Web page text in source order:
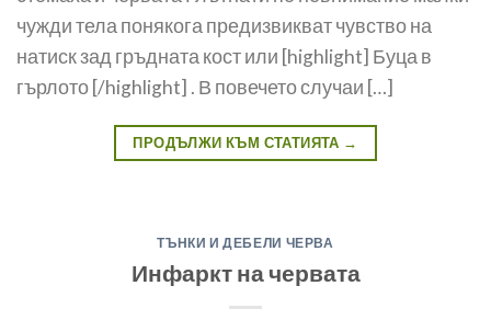
чужди тела понякога предиз­викват чувство на
натиск зад гръд­ната кост или [highlight] Буца в
гърлото [/highlight] . В повечето случаи […]
ПРОДЪЛЖИ КЪМ СТАТИЯТА →
ТЪНКИ И ДЕБЕЛИ ЧЕРВА
Инфаркт на червата